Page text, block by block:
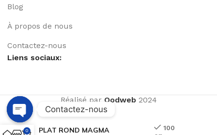
Blog
À propos de nous
Contactez-nous
Liens sociaux:
Réalisé par Qodweb2024
PLAT ROND MAGMA
100
0
Contactez-nous
Open